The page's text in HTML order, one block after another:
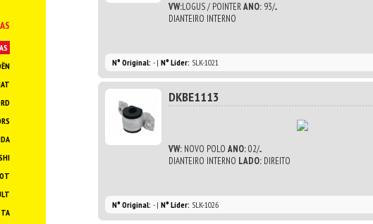
VW:LOGUS / POINTERANO: 93/...
DIANTEIRO INTERNO
N° Original: - | N° Líder: SLK-1021
DKBE1113
VW: NOVO POLO ANO:02/...
DIANTEIRO INTERNO LADO: DIREITO
N° Original: - | N° Líder: SLK-1026